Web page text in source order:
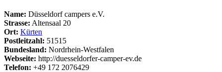
Name: Düsseldorf campers e.V.
Strasse: Altensaal 20
Ort: Kürten
Postleitzahl: 51515
Bundesland: Nordrhein-Westfalen
Webseite: http://duesseldorfer-camper-ev.de
Telefon: +49 172 2076429